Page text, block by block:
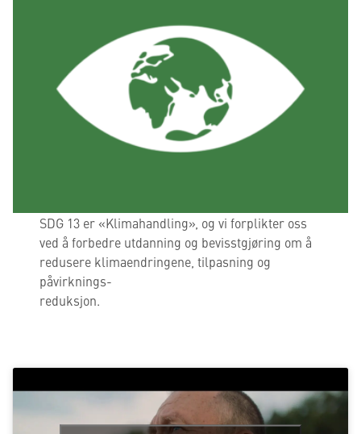
SDG 13 er «Klimahandling», og vi forplikter oss
ved å forbedre utdanning og bevisstgjøring om å
redusere klimaendringene, tilpasning og
påvirknings-
reduksjon.